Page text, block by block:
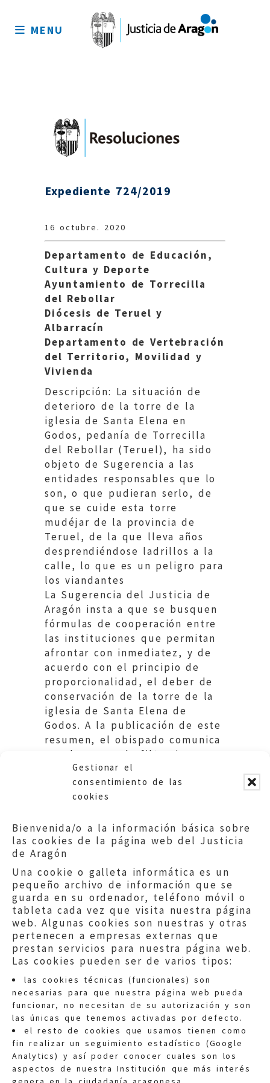
Gestionar el
consentimiento de las
cookies
Bienvenida/o a la información básica sobre
las cookies de la página web del Justicia
de Aragón
Una cookie o galleta informática es un
pequeño archivo de información que se
guarda en su ordenador, teléfono móvil o
tableta cada vez que visita nuestra página
web. Algunas cookies son nuestras y otras
pertenecen a empresas externas que
prestan servicios para nuestra página web.
Las cookies pueden ser de varios tipos:
las cookies técnicas (funcionales) son
necesarias para que nuestra página web pueda
funcionar, no necesitan de su autorización y son
las únicas que tenemos activadas por defecto.
el resto de cookies que usamos tienen como
fin realizar un seguimiento estadístico (Google
Analytics) y así poder conocer cuales son los
aspectos de nuestra Institución que más interés
sitio
MENU
Expediente 724/2019
16 octubre. 2020
Departamento de Educación,
Cultura y Deporte
Ayuntamiento de Torrecilla
del Rebollar
Diócesis de Teruel y
Albarracín
Departamento de Vertebración
del Territorio, Movilidad y
Vivienda
Descripción: La situación de
deterioro de la torre de la
iglesia de Santa Elena en
Godos, pedanía de Torrecilla
del Rebollar (Teruel), ha sido
objeto de Sugerencia a las
entidades responsables que lo
son, o que pudieran serlo, de
que se cuide esta torre
mudéjar de la provincia de
Teruel, de la que lleva años
desprendiéndose ladrillos a la
calle, lo que es un peligro para
los viandantes
La Sugerencia del Justicia de
Aragón insta a que se busquen
fórmulas de cooperación entre
las instituciones que permitan
afrontar con inmediatez, y de
acuerdo con el principio de
proporcionalidad, el deber de
conservación de la torre de la
iglesia de Santa Elena de
Godos. A la publicación de este
resumen, el obispado comunica
que ha reparado filtraciones en
la torre.
Quejas:quejas@eljusticiadearagon.es
Información general:
informacion@eljusticiadearagon.es